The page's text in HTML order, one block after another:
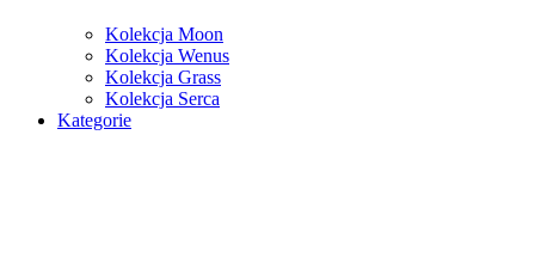
Kolekcja Moon
Kolekcja Wenus
Kolekcja Grass
Kolekcja Serca
Kategorie